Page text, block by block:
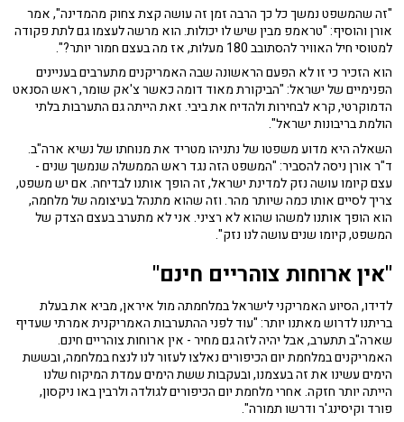
"זה שהמשפט נמשך כל כך הרבה זמן זה עושה קצת צחוק מהמדינה", אמר
אורן והוסיף: "טראמפ מבין שיש לו יכולות. הוא מרשה לעצמו גם לתת פקודה
למטוסי חיל האוויר להסתובב 180 מעלות, אז מה בעצם חמור יותר?".
הוא הזכיר כי זו לא הפעם הראשונה שבה האמריקנים מתערבים בעניינים
הפנימיים של ישראל: "הביקורת מאוד דומה כאשר צ'אק שומר, ראש הסנאט
הדמוקרטי, קרא לבחירות ולהדיח את ביבי. זאת הייתה גם התערבות בלתי
הולמת בריבונות ישראל".
השאלה היא מדוע משפטו של נתניהו מטריד את מנוחתו של נשיא ארה"ב.
ד"ר אורן ניסה להסביר: "המשפט הזה נגד ראש הממשלה שנמשך שנים -
עצם קיומו עושה נזק למדינת ישראל, זה הופך אותנו לבדיחה. אם יש משפט,
צריך לסיים אותו כמה שיותר מהר. וזה שהוא מתנהל בעיצומה של מלחמה,
הוא הופך אותנו למשהו שהוא לא רציני. אני לא מתערב בעצם הצדק של
המשפט, קיומו שנים עושה לנו נזק".
"אין ארוחות צוהריים חינם"
לדידו, הסיוע האמריקני לישראל במלחמתה מול איראן, מביא את בעלת
בריתנו לדרוש מאתנו יותר: "עוד לפני ההתערבות האמריקנית אמרתי שעדיף
שארה"ב תתערב, אבל יהיה לזה גם מחיר - אין ארוחות צוהריים חינם.
האמריקנים במלחמת יום הכיפורים נאלצו לעזור לנו לנצח במלחמה, ובששת
הימים עשינו את זה בעצמנו, ובעקבות ששת הימים עמדת המיקוח שלנו
הייתה יותר חזקה. אחרי מלחמת יום הכיפורים לגולדה ולרבין באו ניקסון,
פורד וקיסינג'ר ודרשו תמורה".